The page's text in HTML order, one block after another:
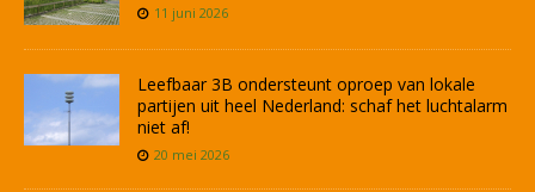
11 juni 2026
Leefbaar 3B ondersteunt oproep van lokale
partijen uit heel Nederland: schaf het luchtalarm
niet af!
20 mei 2026